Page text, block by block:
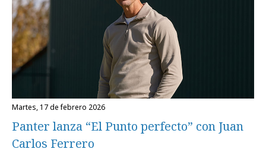
martes, 17 de febrero 2026
Panter lanza “El Punto perfecto” con Juan
Carlos Ferrero